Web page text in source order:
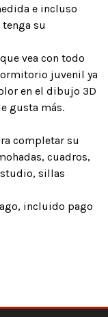
e incluso
su
vea con todo
juvenil ya
en el dibujo 3D
gusta más.
completar su
cuadros,
sillas
incluido pago